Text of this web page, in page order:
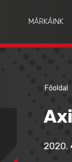
MÁRKÁINK
Főoldal
2020.